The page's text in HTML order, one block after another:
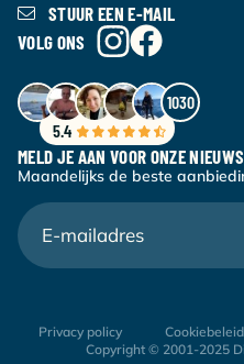
STUUR EEN E-MAIL
VOLG ONS
1030
5.4
MELD JE AAN VOOR ONZE
Maandelijks de beste
Privacy policy Cookiebeleid
Copyright © 2001-2025